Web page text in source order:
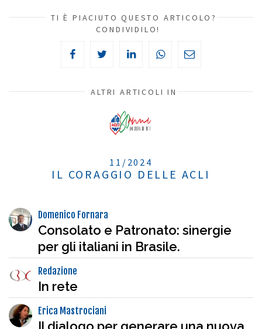
TI È PIACIUTO QUESTO ARTICOLO?
CONDIVIDILO!
ALTRI ARTICOLI IN
11/2024
IL CORAGGIO DELLE ACLI
Domenico Fornara
Consolato e Patronato: sinergie
per gli italiani in Brasile.
Redazione
In rete
Erica Mastrociani